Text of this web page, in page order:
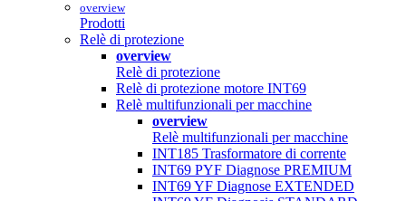
overview
Prodotti
Relè di protezione
overview
Relè di protezione
Relè di protezione motore INT69
Relè multifunzionali per macchine
overview
Relè multifunzionali per macchine
INT185 Trasformatore di corrente
INT69 PYF Diagnose PREMIUM
INT69 YF Diagnose EXTENDED